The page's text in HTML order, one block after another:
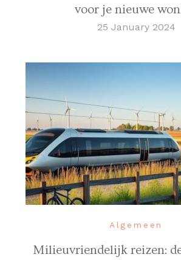
voor je nieuwe
25 January 2024
Algemeen
Milieuvriendelijk reizen: